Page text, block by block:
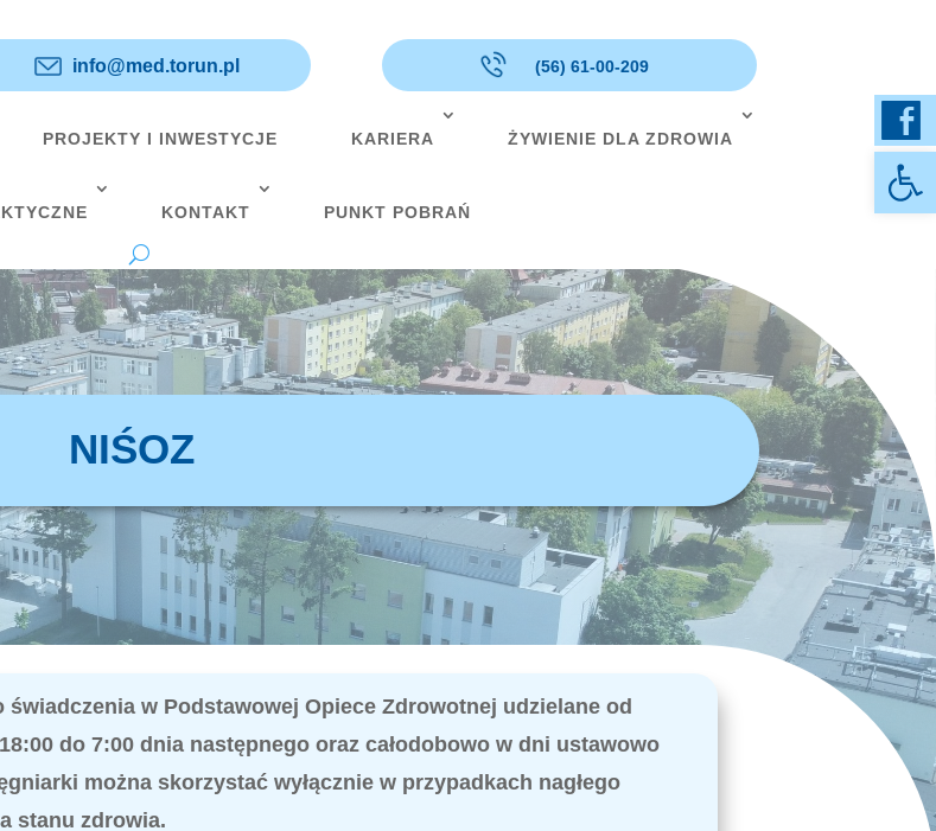
info@med.torun.pl (56) 61-00-209
PROJEKTY I INWESTYCJE KARIERA ŻYWIENIE DLA ZDROWIA
KONTAKT PUNKT POBRAŃ
NIŚOZ
w Podstawowej Opiece Zdrowotnej udzielane od
do 7:00 dnia następnego oraz całodobowo w dni ustawowo
można skorzystać wyłącznie w przypadkach nagłego
stanu zdrowia.